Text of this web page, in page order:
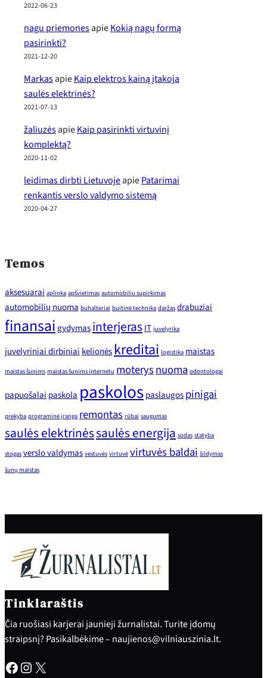
2022-06-23
nagu priemonesapieKokią nagų formą
pasirinkti?
2021-12-20
MarkasapieKaip elektros kainą įtakoja
saulės elektrinės?
2021-07-13
žaliuzėsapieKaip pasirinkti virtuvinį
komplektą?
2020-11-02
leidimas dirbti LietuvojeapiePatarimai
renkantis verslo valdymo sistemą
2020-04-27
Temos
aksesuarai aplinka apšvietimas automobiliu supirkimas
automobilių nuoma buhalteriai buitinė technika daržas drabuziai
finansai gydymasinterjerasIT juvelyrika
juvelyriniai dirbiniai kelionės kreditai logistika maistas
maistas šunims maistas šunims internetu moterysnuoma odontologai
papuošalai paskola paskolospaslaugospinigai
prekyba programinė įranga remontas rūbai saugumas
saulės elektrinėssaulės energija sodas statyba
stogas verslo valdymas vestuvės virtuvė virtuvės baldai šildymas
šunų maistas
Tinklaraštis
Čia ruošiasi karjerai jaunieji žurnalistai. Turite įdomų
straipsnį? Pasikalbėkime – naujienos@vilniauszinia.lt.
Facebook Instagram X